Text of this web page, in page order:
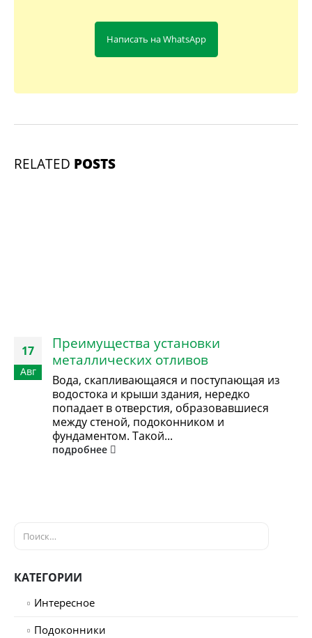
Написать на WhatsApp
RELATED POSTS
17
Авг
Преимущества установки
металлических отливов
Вода, скапливающаяся и поступающая из
водостока и крыши здания, нередко
попадает в отверстия, образовавшиеся
между стеной, подоконником и
фундаментом. Такой...
подробнее
КАТЕГОРИИ
Интересное
Подоконники